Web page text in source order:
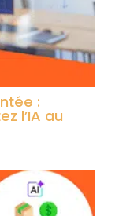
:
l’IA au